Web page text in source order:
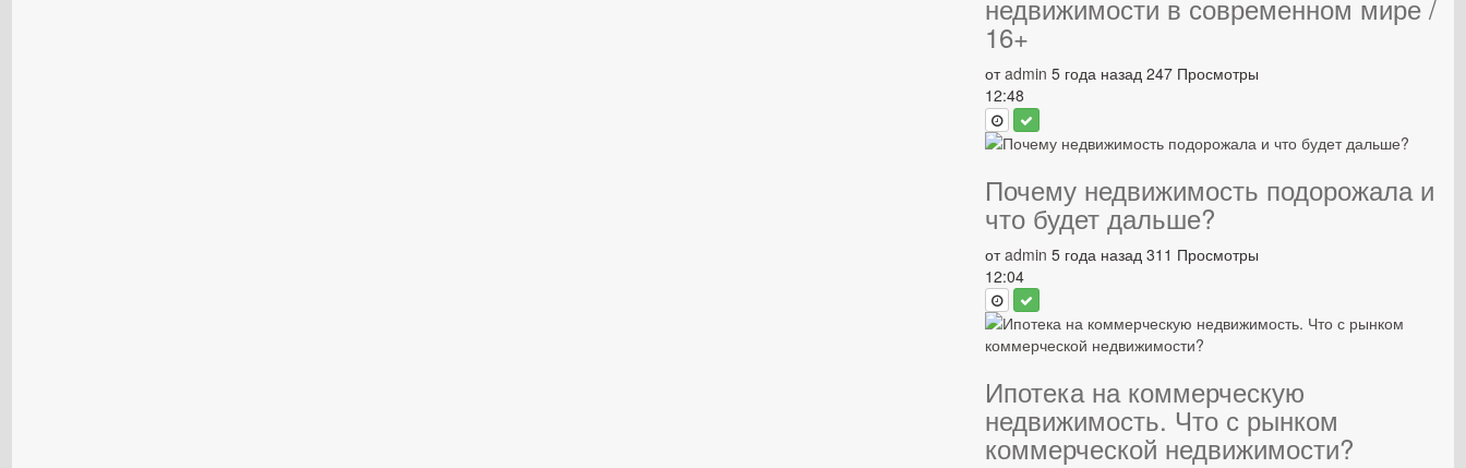
недвижимости в современном мире /
16+
отadmin 5 года назад 247 Просмотры
12:48
Почему недвижимость подорожала и
что будет дальше?
отadmin 5 года назад 311 Просмотры
12:04
Ипотека на коммерческую
недвижимость. Что с рынком
коммерческой недвижимости?